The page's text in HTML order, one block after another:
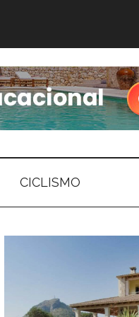
CICLISMO
principal